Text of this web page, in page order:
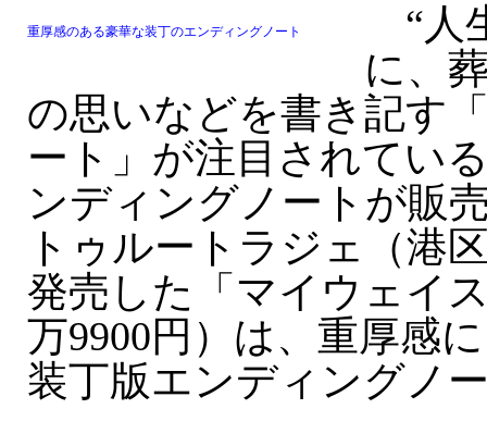
重厚感のある豪華な装丁のエンディングノート
“人
に、
の思いなどを書き記す
ート」が注目されてい
ンディングノートが販
トゥルートラジェ（港
発売した「マイウェイ
万9900円）は、重厚感
装丁版エンディングノ